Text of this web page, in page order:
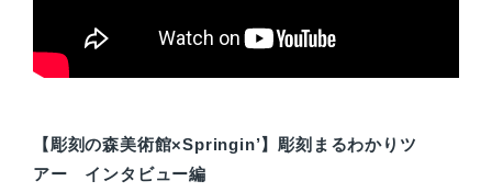
【彫刻の森美術館×Springin’】彫刻まるわかりツ
アー インタビュー編